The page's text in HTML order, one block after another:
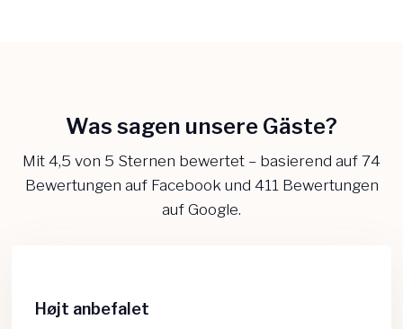
Was sagen unsere Gäste?​
Mit 4,5 von 5 Sternen bewertet – basierend auf 74
Bewertungen auf Facebook und 411 Bewertungen
auf Google.
Højt anbefalet